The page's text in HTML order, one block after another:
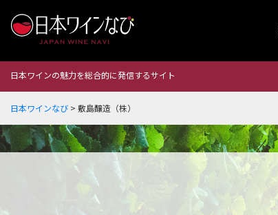
日本ワインの魅力を総合的に発信するサイト
日本ワインなび > 敷島醸造（株）